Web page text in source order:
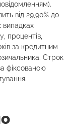
від 29,90% до
випадках
процентів,
за кредитним
Строк
фіксованою